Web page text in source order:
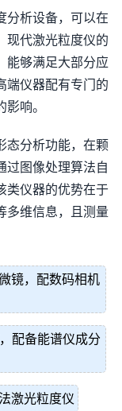
分析设备，可以在
现代激光粒度仪的
能够满足大部分应
端仪器配有专门的
响。
态分析功能，在颗
过图像处理算法自
类仪器的优势在于
多维信息，且测量
镜，配数码相机
配备能谱仪成分
激光粒度仪